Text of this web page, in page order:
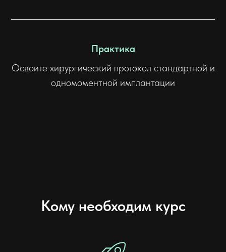
Практика
Освоите хирургический протокол стандартной и
одномоментной имплантации
Кому необходим курс